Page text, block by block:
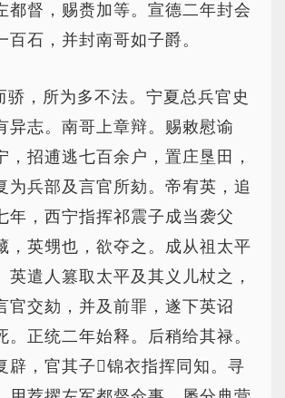
都督，赐赉加等。宣德二年封会
百石，并封南哥如子爵。
骄，所为多不法。宁夏总兵官史
异志。南哥上章辩。赐敕慰谕
，招逋逃七百余户，置庄垦田，
为兵部及言官所劾。帝宥英，追
年，西宁指挥祁震子成当袭父
，英甥也，欲夺之。成从祖太平
英遣人篡取太平及其义儿杖之，
官交劾，并及前罪，遂下英诏
。正统二年始释。后稍给其禄。
辟，官其子锦衣指挥同知。寻